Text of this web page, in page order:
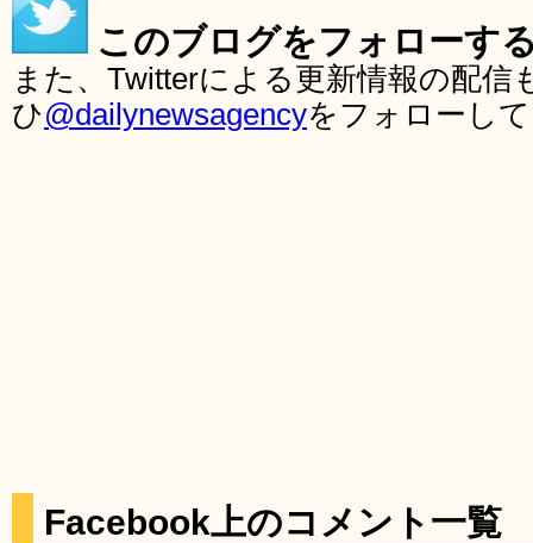
このブログをフォローす
また、Twitterによる更新情報の配
ひ@dailynewsagencyをフォローし
Facebook上のコメント一覧